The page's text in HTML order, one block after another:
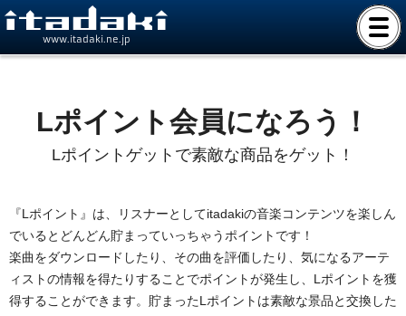
www.itadaki.ne.jp
Lポイント会員になろう！
Lポイントゲットで素敵な商品をゲット！
『Lポイント』は、リスナーとしてitadakiの音楽コンテンツを楽しん
でいるとどんどん貯まっていっちゃうポイントです！
楽曲をダウンロードしたり、その曲を評価したり、気になるアーテ
ィストの情報を得たりすることでポイントが発生し、Lポイントを獲
得することができます。貯まったLポイントは素敵な景品と交換した